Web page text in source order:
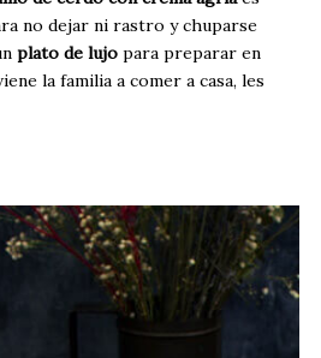
no dejar ni rastro y chuparse
plato de lujo para preparar en
la familia a comer a casa, les